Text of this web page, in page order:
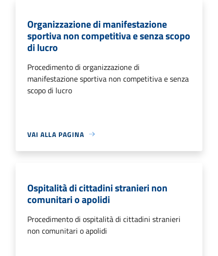
Organizzazione di manifestazione
sportiva non competitiva e senza scopo
di lucro
Procedimento di organizzazione di
manifestazione sportiva non competitiva e senza
scopo di lucro
VAI ALLA PAGINA
Ospitalità di cittadini stranieri non
comunitari o apolidi
Procedimento di ospitalità di cittadini stranieri
non comunitari o apolidi